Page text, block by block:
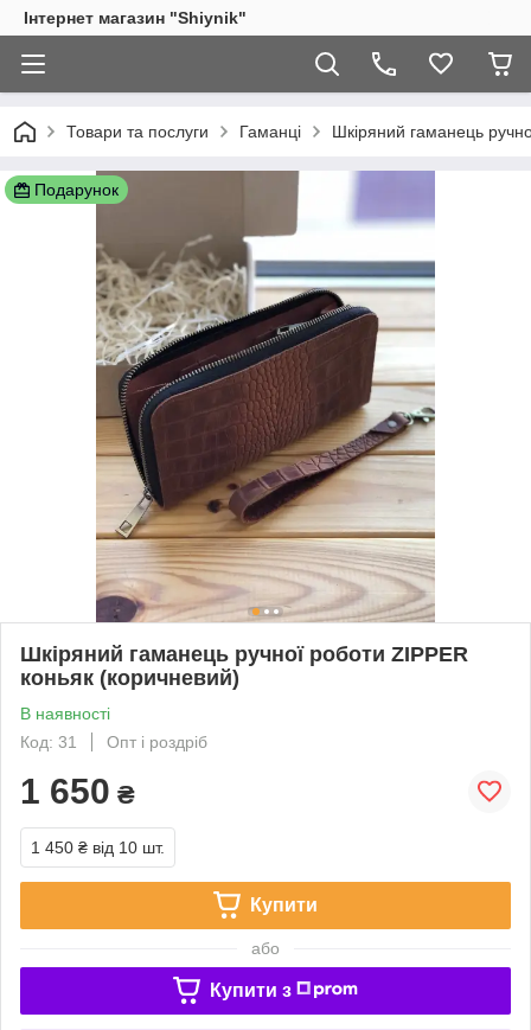
Інтернет магазин "Shiynik"
Товари та послуги Гаманці Шкіряний гаманець
Подарунок
Шкіряний гаманець ручної роботи ZIPPER
коньяк (коричневий)
В наявності
Код: 31
Опт і роздріб
1 650 ₴
1 450 ₴ від 10 шт.
Купити
або
Купити з